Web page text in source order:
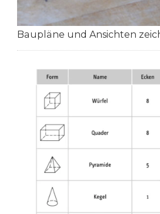
Baupläne und Ansichten